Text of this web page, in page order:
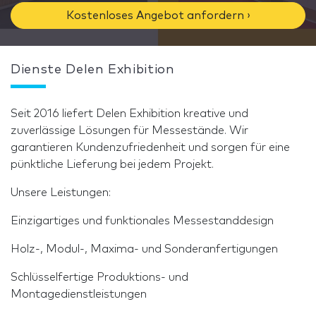
Kostenloses Angebot anfordern ›
Dienste Delen Exhibition
Seit 2016 liefert Delen Exhibition kreative und
zuverlässige Lösungen für Messestände. Wir
garantieren Kundenzufriedenheit und sorgen für eine
pünktliche Lieferung bei jedem Projekt.
Unsere Leistungen:
Einzigartiges und funktionales Messestanddesign
Holz-, Modul-, Maxima- und Sonderanfertigungen
Schlüsselfertige Produktions- und
Montagedienstleistungen